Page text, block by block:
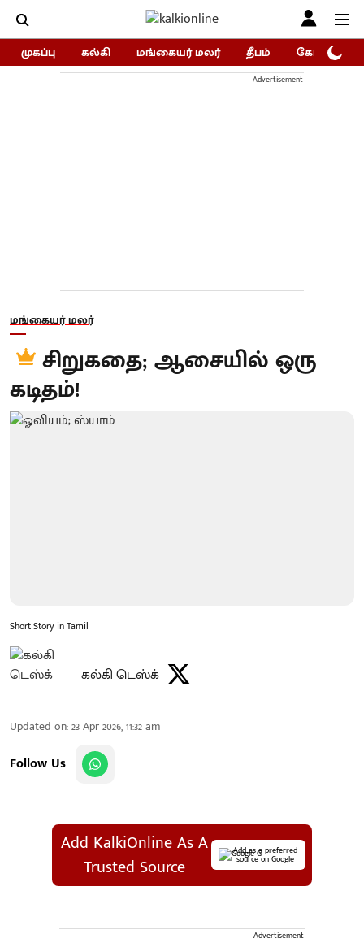
முகப்பு கல்கி மங்கையர் மலர் தீபம் கோகுலம்/
Advertisement
மங்கையர் மலர்
சிறுகதை; ஆசையில் ஒரு
கடிதம்!
Short Story in Tamil
கல்கி டெஸ்க்
Updated on:23 Apr 2026, 11:32 am
Follow Us
Add KalkiOnline As A
Trusted Source
Add as a preferred
source on Google
Advertisement